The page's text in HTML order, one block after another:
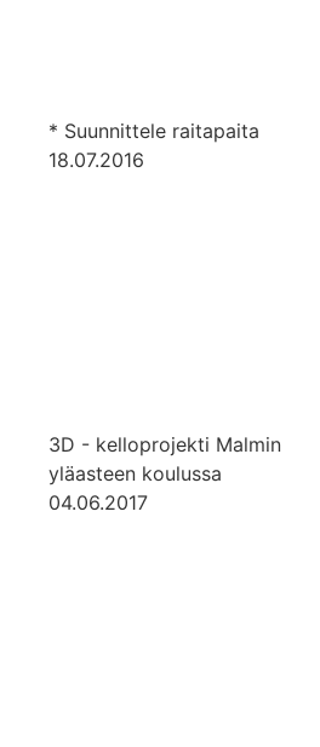
* Suunnittele raitapaita
18.07.2016
3D - kelloprojekti Malmin
yläasteen koulussa
04.06.2017